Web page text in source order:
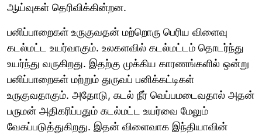
ஆய்வுகள் தெரிவிக்கின்றன.
பனிப்பாறைகள் உருகுவதன் மற்றொரு பெரிய விளைவு
கடல்மட்ட உயர்வாகும். உலகளவில் கடல்மட்டம் தொடர்ந்து
உயர்ந்து வருகிறது. இதற்கு முக்கிய காரணங்களில் ஒன்று
பனிப்பாறைகள் மற்றும் துருவப் பனிக்கட்டிகள்
உருகுவதாகும். அதோடு, கடல் நீர் வெப்பமடைவதால் அதன்
பருமன் அதிகரிப்பதும் கடல்மட்ட உயர்வை மேலும்
வேகப்படுத்துகிறது. இதன் விளைவாக இந்தியாவின்